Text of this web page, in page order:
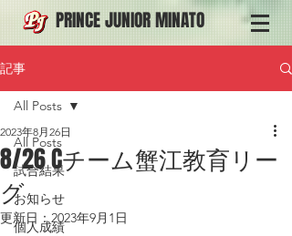
PRINCE JUNIOR MINATO
記事
All Posts
試合結果
お知らせ
個人成績
All Posts
8/26 Cチーム蟹江教育リー
グ
2023年8月26日
更新日：2023年9月1日